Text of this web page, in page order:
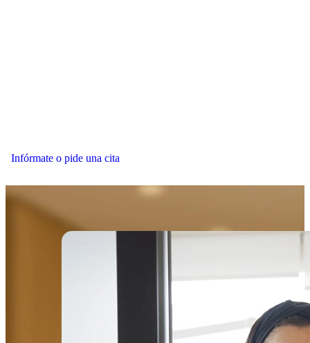
Infórmate o pide una cita